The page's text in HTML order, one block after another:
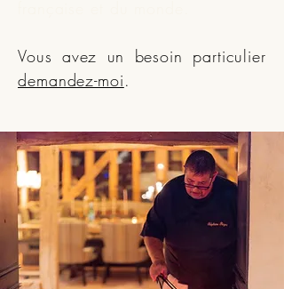
Vous avez un besoin particulier
demandez-moi.